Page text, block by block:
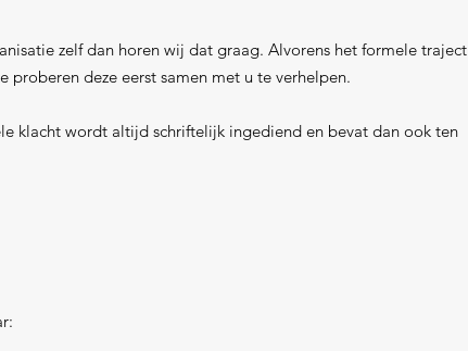
zelf dan horen wij dat graag. Alvorens het formele traject
deze eerst samen met u te verhelpen.
klacht wordt altijd schriftelijk ingediend en bevat dan ook ten